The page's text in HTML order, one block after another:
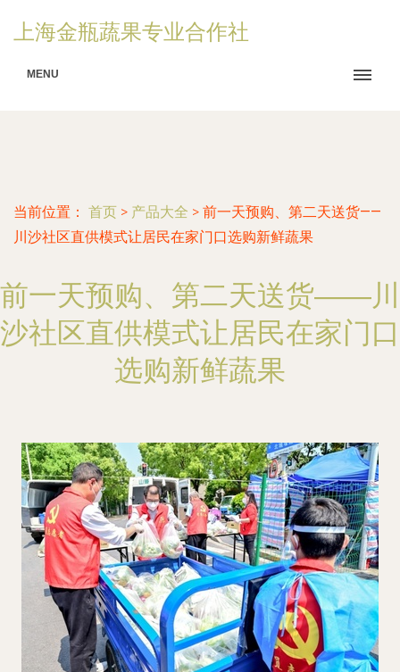
上海金瓶蔬果专业合作社
MENU
当前位置： 首页 > 产品大全 > 前一天预购、第二天送货——
川沙社区直供模式让居民在家门口选购新鲜蔬果
前一天预购、第二天送货——川
沙社区直供模式让居民在家门口
选购新鲜蔬果